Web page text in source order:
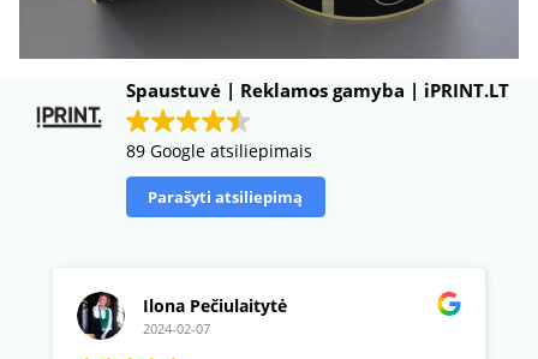
Spaustuvė | Reklamos gamyba | iPRINT.LT
89 Google atsiliepimais
Parašyti atsiliepimą
Ilona Pečiulaitytė
2024-02-07